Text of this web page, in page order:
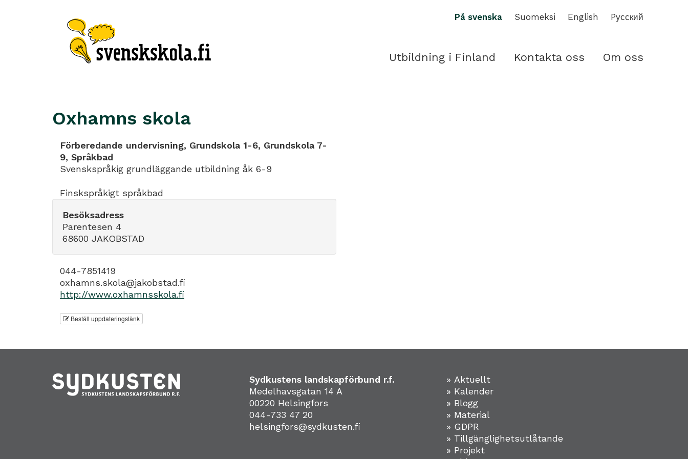
På svenska Suomeksi English Pусский
Utbildning i Finland Kontakta oss Om oss
Oxhamns skola
Förberedande undervisning, Grundskola 1-6, Grundskola 7-
9, Språkbad
Svenskspråkig grundläggande utbildning åk 6-9
Finskspråkigt språkbad
Besöksadress
Parentesen 4
68600 JAKOBSTAD
044-7851419
oxhamns.skola@jakobstad.fi
http://www.oxhamnsskola.fi
Beställ uppdateringslänk
Sydkustens landskapförbund r.f.
Medelhavsgatan 14 A
00220 Helsingfors
044-733 47 20
helsingfors@sydkusten.fi
» Aktuellt
» Kalender
» Blogg
» Material
» GDPR
» Tillgänglighetsutlåtande
» Projekt